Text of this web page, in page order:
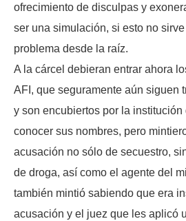
ofrecimiento de disculpas y
ser una simulación, si esto no
problema desde la raíz.
A la cárcel debieran entrar ahora
AFI, que seguramente aún siguen
y son encubiertos por la institución
conocer sus nombres, pero
acusación no sólo de secuestro,
de droga, así como el agente del
también mintió sabiendo que era
acusación y el juez que les aplicó